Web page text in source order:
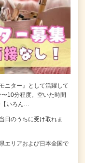
ニター』として活躍して
10分程度。空いた時間
いろん…
のうちに受け取れま
リアおよび日本全国で